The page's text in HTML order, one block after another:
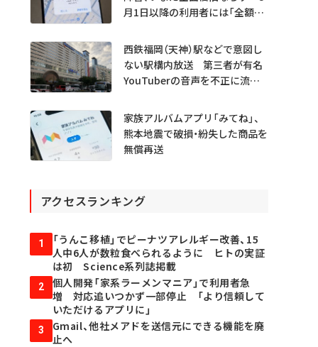
月1日以降の利用者には「全額返
西鉄福岡（天神）駅などで意図し
ない駅構内放送 第三者が有名
YouTuberの音声を不正に流し
家族アルバムアプリ「みてね」、
熊本地震で破損・紛失した商品を
無償再送
アクセスランキング
1
「うんこ移植」でピーナツアレルギー改善、15
人中6人が数粒食べられるように ヒトの実証
は初 Science系列誌掲載
2
個人開発「家系ラーメンマニア」で利用者急
増 対応追いつかず一部停止 「より信頼して
いただけるアプリに」
3
Gmail、他社メアドを送信元にできる機能を廃
止へ